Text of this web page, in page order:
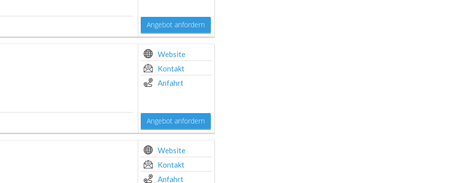
Angebot anfordern
Website
Kontakt
Anfahrt
Angebot anfordern
Website
Kontakt
Anfahrt